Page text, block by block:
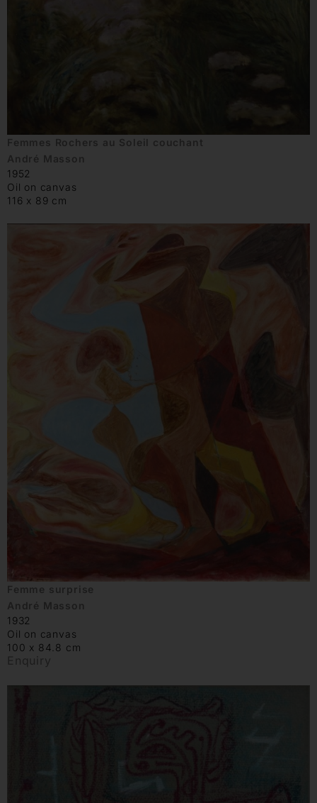
Femmes Rochers au Soleil couchant
André Masson
1952
Oil on canvas
116 x 89 cm
Femme surprise
André Masson
1932
Oil on canvas
100 x 84.8 cm
Enquiry